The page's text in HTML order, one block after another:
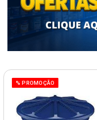
% PROMOÇÃO